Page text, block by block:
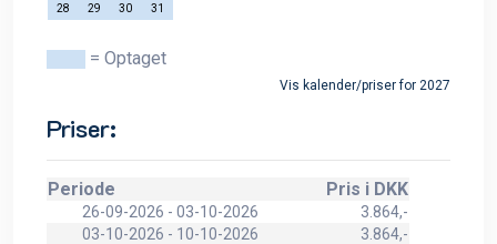
28
29 30 31
= Optaget
Vis kalender/priser for 2027
Priser:
Periode Pris i DKK
26-09-2026 - 03-10-2026
3.864,-
03-10-2026 - 10-10-2026
3.864,-